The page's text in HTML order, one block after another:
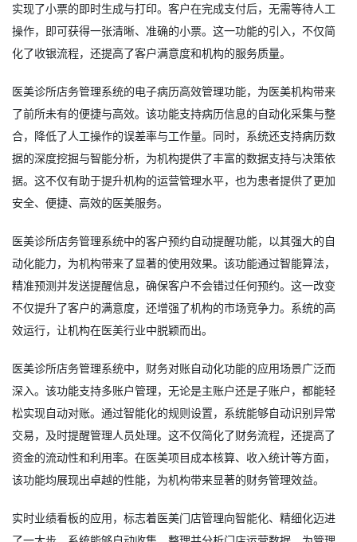
实现了小票的即时生成与打印。客户在完成支付后，无需等待人工
操作，即可获得一张清晰、准确的小票。这一功能的引入，不仅简
化了收银流程，还提高了客户满意度和机构的服务质量。
医美诊所店务管理系统的电子病历高效管理功能，为医美机构带来
了前所未有的便捷与高效。该功能支持病历信息的自动化采集与整
合，降低了人工操作的误差率与工作量。同时，系统还支持病历数
据的深度挖掘与智能分析，为机构提供了丰富的数据支持与决策依
据。这不仅有助于提升机构的运营管理水平，也为患者提供了更加
安全、便捷、高效的医美服务。
医美诊所店务管理系统中的客户预约自动提醒功能，以其强大的自
动化能力，为机构带来了显著的使用效果。该功能通过智能算法，
精准预测并发送提醒信息，确保客户不会错过任何预约。这一改变
不仅提升了客户的满意度，还增强了机构的市场竞争力。系统的高
效运行，让机构在医美行业中脱颖而出。
医美诊所店务管理系统中，财务对账自动化功能的应用场景广泛而
深入。该功能支持多账户管理，无论是主账户还是子账户，都能轻
松实现自动对账。通过智能化的规则设置，系统能够自动识别异常
交易，及时提醒管理人员处理。这不仅简化了财务流程，还提高了
资金的流动性和利用率。在医美项目成本核算、收入统计等方面，
该功能均展现出卓越的性能，为机构带来显著的财务管理效益。
实时业绩看板的应用，标志着医美门店管理向智能化、精细化迈进